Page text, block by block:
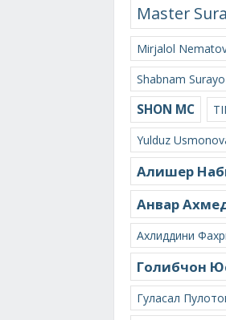
Master Sura
Mirjalol
Shabnam Surayo
SHON MC
Yulduz
Алишер
Анвар
Ахлиддини
Голибчон
Гуласал